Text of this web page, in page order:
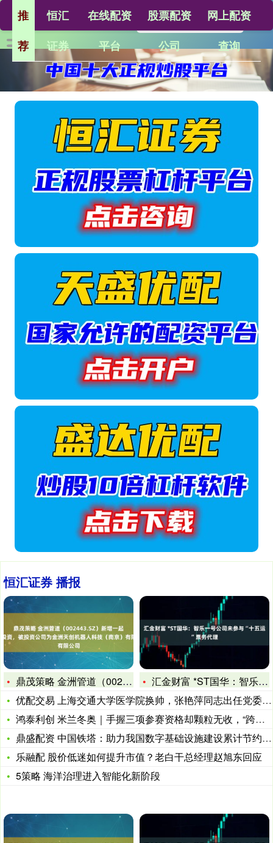
恒汇证券 播报
鼎茂策略 金洲管道（002443.SZ）新增一起对外投资，被
汇金财富 *ST国华：智乐一号公司未参与“十五运”票务代理
优配交易 上海交通大学医学院换帅，张艳萍同志出任党委书记
鸿泰利创 米兰冬奥｜手握三项参赛资格却颗粒无收，“跨项全能天
鼎盛配资 中国铁塔：助力我国数字基础设施建设累计节约投资超2
乐融配 股价低迷如何提升市值？老白干总经理赵旭东回应
5策略 海洋治理进入智能化新阶段
推
荐
恒汇
证券
在线配资
平台
股票配资
公司
网上配资
查询